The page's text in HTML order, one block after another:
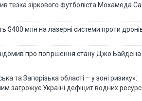
тезка зіркового футболіста Мохамеда
$400 млн на лазерні системи проти
про погіршення стану Джо Байдена
та Запорізька області – у зоні ризику»:
загрожує Україні дефіцит водних